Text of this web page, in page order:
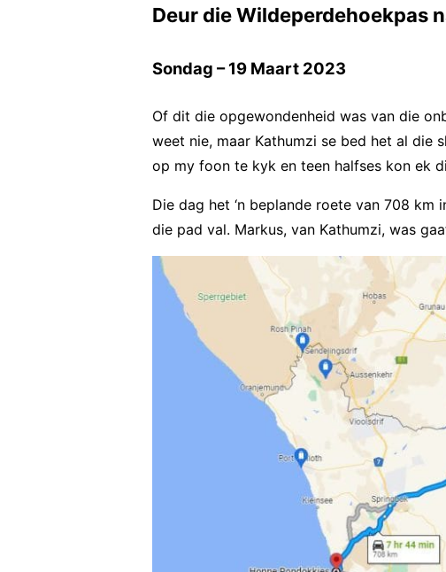
s
Deur die Wildeperdehoekpas
Sondag – 19 Maart 2023
Of dit die opgewondenheid was van die
weet nie, maar Kathumzi se bed het al die
op my foon te kyk en teen halfses kon ek
Die dag het ‘n beplande roete van 708 km
die pad val. Markus, van Kathumzi, was